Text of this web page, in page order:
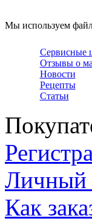
Мы используем
Сервисные
Отзывы о
Новости
Рецепты
Статьи
Личный
Как